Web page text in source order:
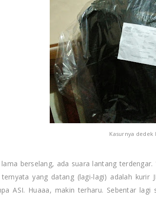
Kasurnya dedek
lama berselang, ada suara lantang
ternyata yang datang (lagi-lagi) adalah kurir
ASI. Huaaa, makin terharu. Sebentar